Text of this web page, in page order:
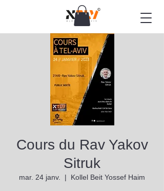
Cours du Rav Yakov
Sitruk
mar. 24 janv.
  |
Kollel Beit Yossef Haim